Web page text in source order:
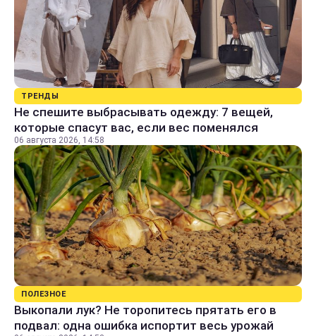
ТРЕНДЫ
Не спешите выбрасывать одежду: 7 вещей,
которые спасут вас, если вес поменялся
06 августа 2026, 14:58
ПОЛЕЗНОЕ
Выкопали лук? Не торопитесь прятать его в
подвал: одна ошибка испортит весь урожай